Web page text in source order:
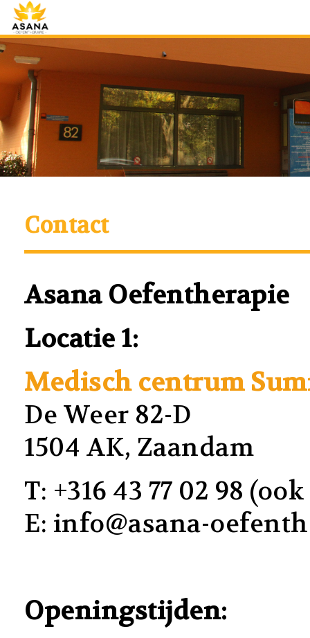
Contact
Asana Oefentherapie
Locatie 1:
Medisch centrum
De Weer 82-D
1504 AK, Zaandam
T: +316 43 77 02 98
E: info@asana-
Openingstijden: